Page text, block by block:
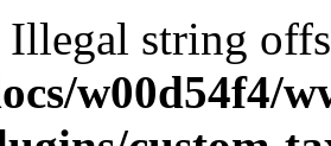
Illegal string
w00d54f4/